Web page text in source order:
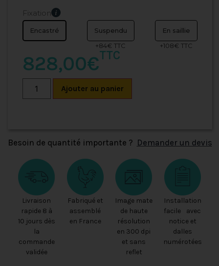
Fixation
Encastré
Suspendu
+84€ TTC
En saillie
+108€ TTC
828,00€TTC
Ajouter au panier
Besoin de quantité importante ? Demander un devis
Livraison
rapide 8 à
10 jours dès
la
commande
validée
Fabriqué et
assemblé
en France
Image mate
de haute
résolution
en 300 dpi
et sans
reflet
Installation
facile avec
notice et
dalles
numérotées